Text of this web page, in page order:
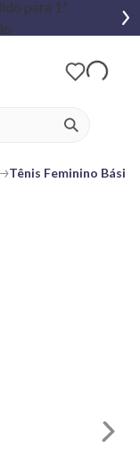
ver
Tênis Feminino